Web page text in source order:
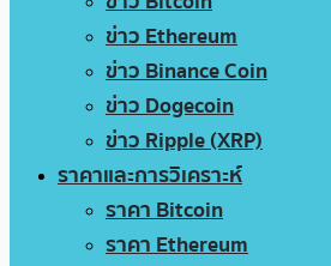
ข่าว Ethereum
ข่าว Binance Coin
ข่าว Dogecoin
ข่าว Ripple (XRP)
ราคาและการวิเคราะห์
ราคา Bitcoin
ราคา Ethereum